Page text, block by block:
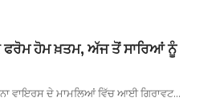
ਫਰੋਮ ਹੋਮ ਖ਼ਤਮ, ਅੱਜ ਤੋਂ ਸਾਰਿਆਂ ਨੂੰ
ਵਾਇਰਸ ਦੇ ਮਾਮਲਿਆਂ ਵਿੱਚ ਆਈ ਗਿਰਾਵਟ…